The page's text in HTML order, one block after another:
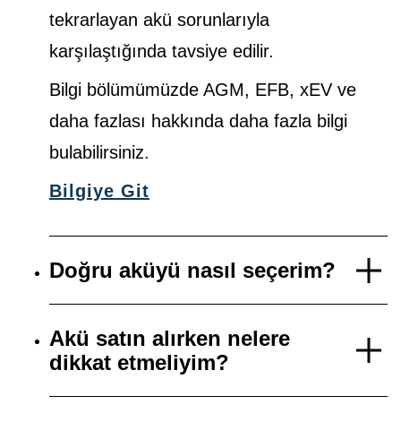
tekrarlayan akü sorunlarıyla
karşılaştığında tavsiye edilir.
Bilgi bölümümüzde AGM, EFB, xEV ve
daha fazlası hakkında daha fazla bilgi
bulabilirsiniz.
Bilgiye Git
Doğru aküyü nasıl seçerim?
Akü satın alırken nelere
dikkat etmeliyim?